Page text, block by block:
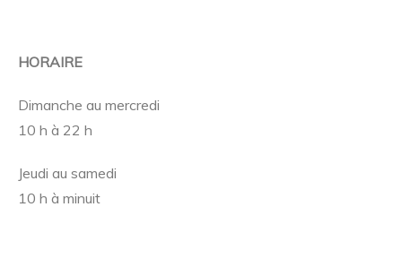
HORAIRE
Dimanche au mercredi
10 h à 22 h
Jeudi au samedi
10 h à minuit